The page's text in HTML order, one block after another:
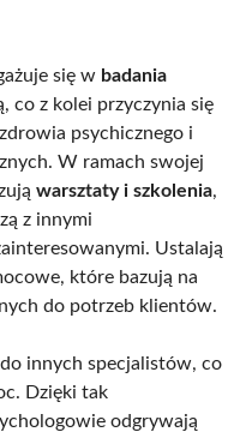
się w badania
co z kolei przyczynia się
psychicznego i
W ramach swojej
warsztaty i szkolenia,
z innymi
Ustalają
które bazują na
do potrzeb klientów.
innych specjalistów, co
Dzięki tak
odgrywają